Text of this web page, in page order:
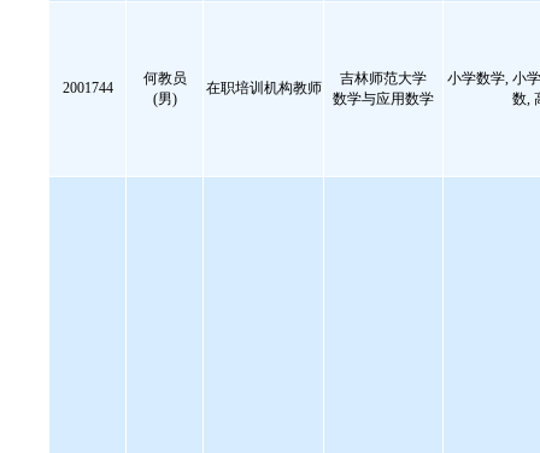
2001744
何教员
(男)
在职培训机构教师
吉林师范大学
数学与应用数学
小学数学, 小
数,